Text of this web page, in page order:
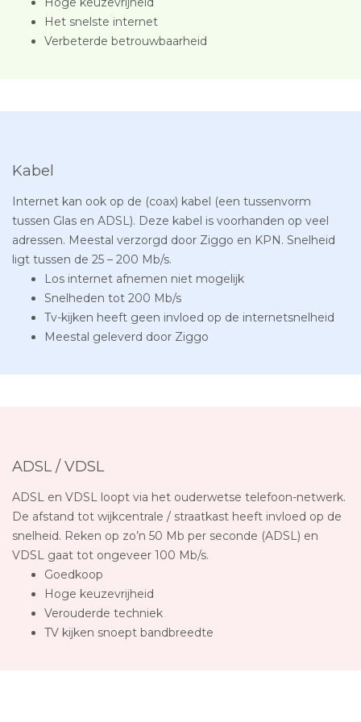
Het snelste internet
Verbeterde betrouwbaarheid
Kabel
Internet kan ook op de (coax) kabel (een tussenvorm
tussen Glas en ADSL). Deze kabel is voorhanden op veel
adressen. Meestal verzorgd door Ziggo en KPN. Snelheid
ligt tussen de 25 – 200 Mb/s.
Los internet afnemen niet mogelijk
Snelheden tot 200 Mb/s
Tv-kijken heeft geen invloed op de internetsnelheid
Meestal geleverd door Ziggo
ADSL / VDSL
ADSL en VDSL loopt via het ouderwetse telefoon-netwerk.
De afstand tot wijkcentrale / straatkast heeft invloed op de
snelheid. Reken op zo’n 50 Mb per seconde (ADSL) en
VDSL gaat tot ongeveer 100 Mb/s.
Goedkoop
Hoge keuzevrijheid
Verouderde techniek
TV kijken snoept bandbreedte